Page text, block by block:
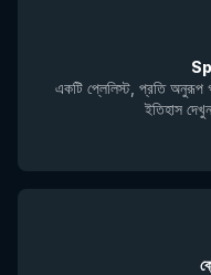
একটি প্লেলিস্ট, প্রতি অনুরূপ
ইতিহাস